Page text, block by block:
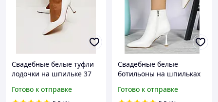
Свадебные белые туфли
лодочки на шпильке 37
Готово к отправке
Свадебные белые
ботильоны на шпильках
Готово к отправке